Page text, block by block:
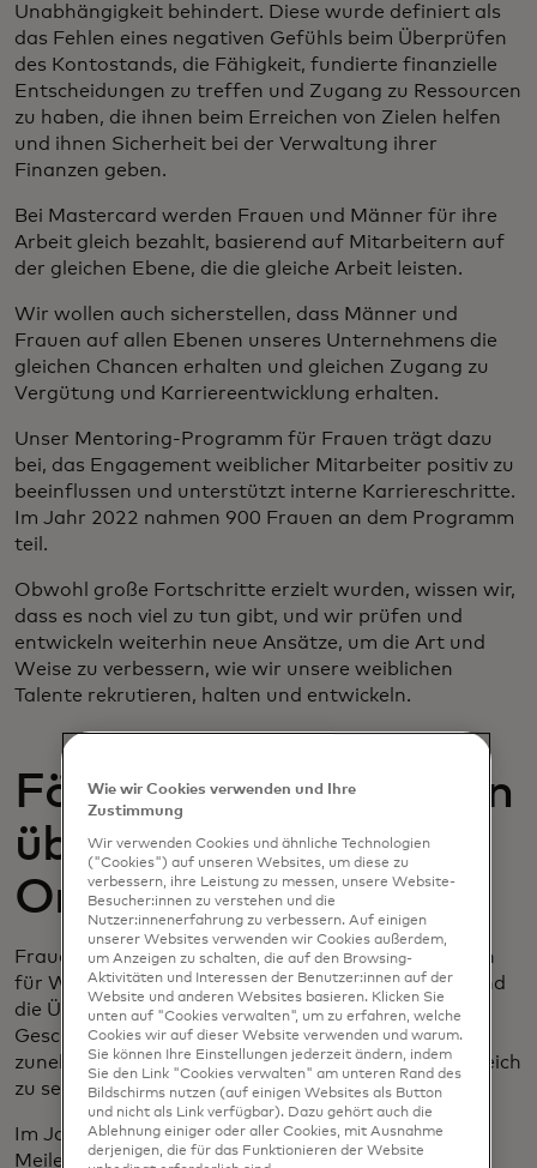
Unabhängigkeit behindert. Diese wurde definiert als
das Fehlen eines negativen Gefühls beim Überprüfen
des Kontostands, die Fähigkeit, fundierte finanzielle
Entscheidungen zu treffen und Zugang zu Ressourcen
zu haben, die ihnen beim Erreichen von Zielen helfen
und ihnen Sicherheit bei der Verwaltung ihrer
Finanzen geben.
Bei Mastercard werden Frauen und Männer für ihre
Arbeit gleich bezahlt, basierend auf Mitarbeitern auf
der gleichen Ebene, die die gleiche Arbeit leisten.
Wir wollen auch sicherstellen, dass Männer und
Frauen auf allen Ebenen unseres Unternehmens die
gleichen Chancen erhalten und gleichen Zugang zu
Vergütung und Karriereentwicklung erhalten.
Unser Mentoring-Programm für Frauen trägt dazu
bei, das Engagement weiblicher Mitarbeiter positiv zu
beeinflussen und unterstützt interne Karriereschritte.
Im Jahr 2022 nahmen 900 Frauen an dem Programm
teil.
Obwohl große Fortschritte erzielt wurden, wissen wir,
dass es noch viel zu tun gibt, und wir prüfen und
entwickeln weiterhin neue Ansätze, um die Art und
Weise zu verbessern, wie wir unsere weiblichen
Talente rekrutieren, halten und entwickeln.
Förderung von Frauen
über unsere
Organisation hinaus
Frauen spielen eine zentrale Rolle als Katalysatoren
für Wachstum, Innovation und sozialen Wandel, und
die Überbrückung der digitalen Kluft zwischen den
Geschlechtern wird es Frauen ermöglichen, in einer
zunehmend digitalen Welt teilzuhaben und erfolgreich
zu sein.
Im Jahr 2020 haben wir einen bedeutenden
Meilenstein erreicht und unser Versprechen
Wie wir Cookies verwenden und Ihre
Zustimmung
Wir verwenden Cookies und ähnliche Technologien
("Cookies") auf unseren Websites, um diese zu
verbessern, ihre Leistung zu messen, unsere Website-
Besucher:innen zu verstehen und die
Nutzer:innenerfahrung zu verbessern. Auf einigen
unserer Websites verwenden wir Cookies außerdem,
um Anzeigen zu schalten, die auf den Browsing-
Aktivitäten und Interessen der Benutzer:innen auf der
Website und anderen Websites basieren. Klicken Sie
unten auf "Cookies verwalten", um zu erfahren, welche
Cookies wir auf dieser Website verwenden und warum.
Sie können Ihre Einstellungen jederzeit ändern, indem
Sie den Link "Cookies verwalten" am unteren Rand des
Bildschirms nutzen (auf einigen Websites als Button
und nicht als Link verfügbar). Dazu gehört auch die
Ablehnung einiger oder aller Cookies, mit Ausnahme
derjenigen, die für das Funktionieren der Website